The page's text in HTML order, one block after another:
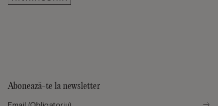
Abonează-te la newsletter